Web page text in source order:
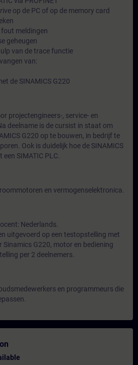
op de PC of op de memory card
meldingen
geheugen
van de trace functie
van:
de SINAMICS G220
projectengineers-, service- en
deelname is de cursist in staat om
G220 op te bouwen, in bedrijf te
Ook is duidelijk hoe de SINAMICS
SIMATIC PLC.
en vermogenselektronica.
Nederlands.
uitgevoerd op een testopstelling met
Sinamics G220, motor en bediening
per 2 deelnemers.
en programmeurs die